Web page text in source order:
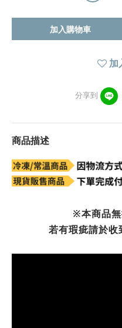
加入購物車
加
分享到
商品描述
※本商品
若有瑕疵請於